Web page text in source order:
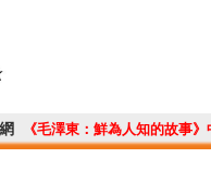
《毛澤東：鮮為人知的故事